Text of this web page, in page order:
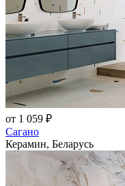
от 1 059 ₽
Сагано
Керамин, Беларусь